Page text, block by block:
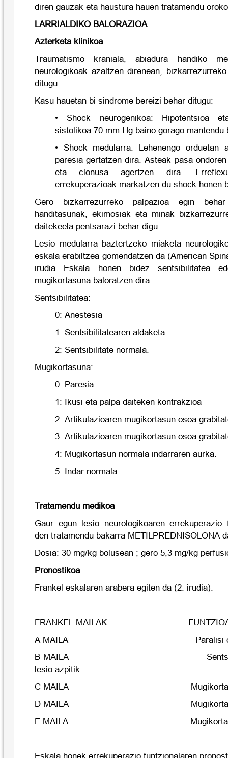
diren gauzak eta haustura hauen tratamendu
LARRIALDIKO BALORAZIOA
Azterketa klinikoa
Traumatismo kraniala, abiadura handiko
neurologikoak azaltzen direnean,
ditugu.
Kasu hauetan bi sindrome bereizi behar ditugu:
• Shock neurogenikoa: Hipotentsioa
sistolikoa 70 mm Hg baino gorago mantendu
• Shock medularra: Lehenengo orduetan
paresia gertatzen dira. Asteak pasa
eta clonusa agertzen dira. Erreflexu
errekuperazioak markatzen du shock honen
Gero bizkarrezurreko palpazioa egin
handitasunak, ekimosiak eta minak
daitekeela pentsarazi behar digu.
Lesio medularra baztertzeko miaketa
eskala erabiltzea gomendatzen da (American
irudia Eskala honen bidez sentsibilitatea
mugikortasuna baloratzen dira.
Sentsibilitatea:
0: Anestesia
1: Sentsibilitatearen aldaketa
2: Sentsibilitate normala.
Mugikortasuna:
0: Paresia
1: Ikusi eta palpa daiteken kontrakzioa
2: Artikulazioaren mugikortasun osoa
3: Artikulazioaren mugikortasun osoa
4: Mugikortasun normala indarraren aurka.
5: Indar normala.
Tratamendu medikoa
Gaur egun lesio neurologikoaren errekuperazio
den tratamendu bakarra METILPREDNISOLONA
Dosia: 30 mg/kg bolusean ; gero 5,3 mg/kg
Pronostikoa
Frankel eskalaren arabera egiten da (2. irudia).
FRANKEL MAILAK
A MAILA Paralisi
B MAILA Sentsibilitatea
lesio azpitik
C MAILA Mugikortasuna
D MAILA Mugikortasuna
E MAILA Mugikortasun